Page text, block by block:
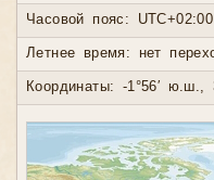
Часовой пояс:
Летнее время: нет
Координаты: -1°56′ ю.ш.,